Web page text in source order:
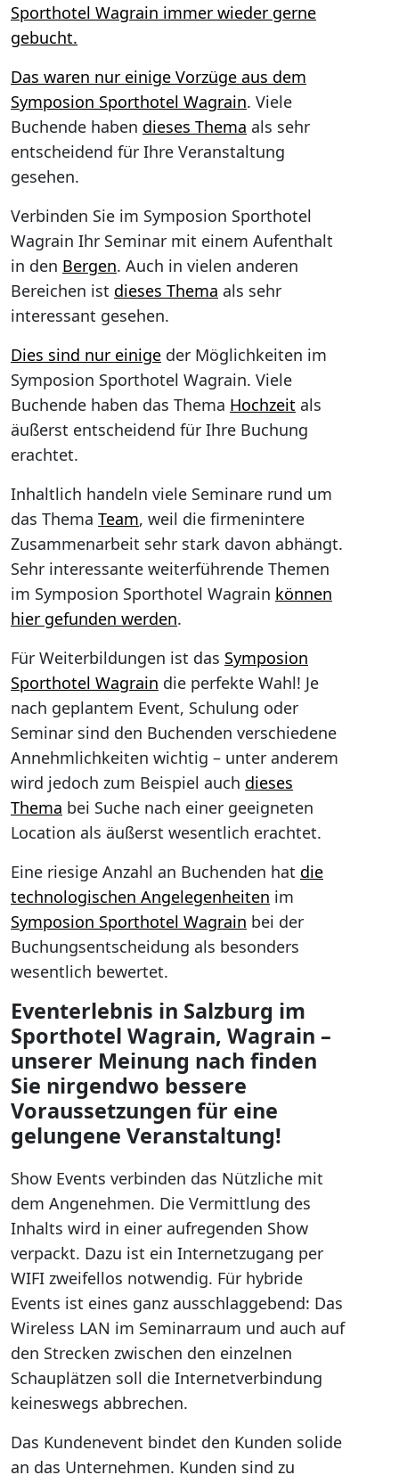
Sporthotel Wagrain immer wieder gerne
gebucht.
Das waren nur einige Vorzüge aus dem
Symposion Sporthotel Wagrain. Viele
Buchende haben dieses Thema als sehr
entscheidend für Ihre Veranstaltung
gesehen.
Verbinden Sie im Symposion Sporthotel
Wagrain Ihr Seminar mit einem Aufenthalt
in den Bergen. Auch in vielen anderen
Bereichen ist dieses Thema als sehr
interessant gesehen.
Dies sind nur einige der Möglichkeiten im
Symposion Sporthotel Wagrain. Viele
Buchende haben das Thema Hochzeit als
äußerst entscheidend für Ihre Buchung
erachtet.
Inhaltlich handeln viele Seminare rund um
das Thema Team, weil die firmenintere
Zusammenarbeit sehr stark davon abhängt.
Sehr interessante weiterführende Themen
im Symposion Sporthotel Wagrain können
hier gefunden werden.
Für Weiterbildungen ist das Symposion
Sporthotel Wagrain die perfekte Wahl! Je
nach geplantem Event, Schulung oder
Seminar sind den Buchenden verschiedene
Annehmlichkeiten wichtig – unter anderem
wird jedoch zum Beispiel auch dieses
Thema bei Suche nach einer geeigneten
Location als äußerst wesentlich erachtet.
Eine riesige Anzahl an Buchenden hat die
technologischen Angelegenheiten im
Symposion Sporthotel Wagrain bei der
Buchungsentscheidung als besonders
wesentlich bewertet.
Eventerlebnis in Salzburg im
Sporthotel Wagrain, Wagrain –
unserer Meinung nach finden
Sie nirgendwo bessere
Voraussetzungen für eine
gelungene Veranstaltung!
Show Events verbinden das Nützliche mit
dem Angenehmen. Die Vermittlung des
Inhalts wird in einer aufregenden Show
verpackt. Dazu ist ein Internetzugang per
WIFI zweifellos notwendig. Für hybride
Events ist eines ganz ausschlaggebend: Das
Wireless LAN im Seminarraum und auch auf
den Strecken zwischen den einzelnen
Schauplätzen soll die Internetverbindung
keineswegs abbrechen.
Das Kundenevent bindet den Kunden solide
an das Unternehmen. Kunden sind zu